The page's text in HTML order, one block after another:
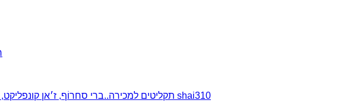
תקליטים למכירה..ברי סחרוֹף, ז׳אן קונפליקט, כרומוזום, מינימל קומפקט, רמי פורטיס מאת shai310